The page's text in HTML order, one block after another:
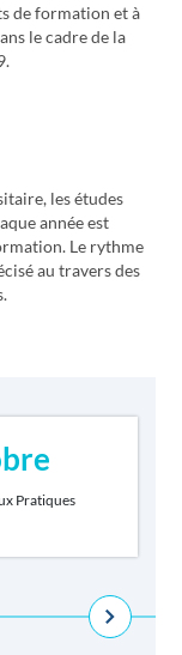
de formation et à
le cadre de la
les études
année est
Le rythme
au travers des
Pratiques